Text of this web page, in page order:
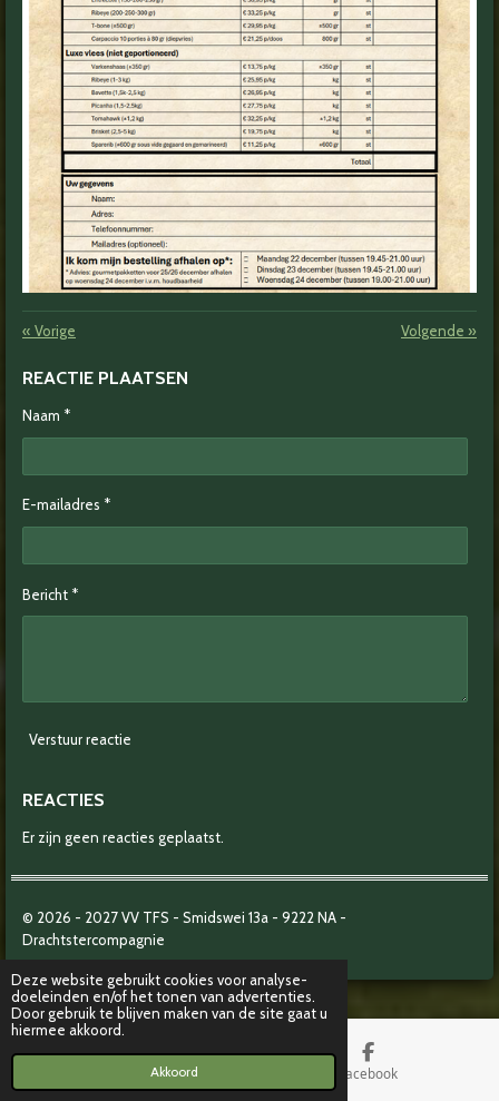
Deze website gebruikt cookies voor analyse-
doeleinden en/of het tonen van advertenties.
Door gebruik te blijven maken van de site gaat u
hiermee akkoord.
Akkoord
« Vorige Volgende »
REACTIE PLAATSEN
Naam *
E-mailadres *
Bericht *
Verstuur reactie
REACTIES
Er zijn geen reacties geplaatst.
© 2026 - 2027VV TFS - Smidswei 13a - 9222 NA -
Drachtstercompagnie
Facebook